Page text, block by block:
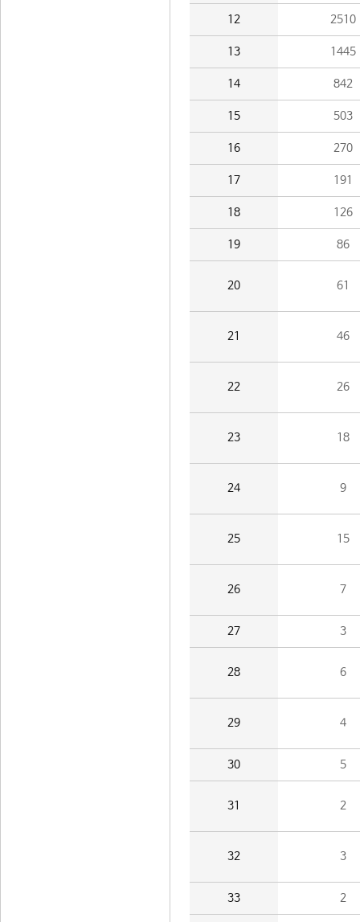
12 2510
13 1445
14 842
15 503
16 270
17 191
18 126
19 86
20 61
21 46
22 26
23 18
24 9
25 15
26 7
27 3
28 6
29 4
30 5
31 2
32 3
33 2